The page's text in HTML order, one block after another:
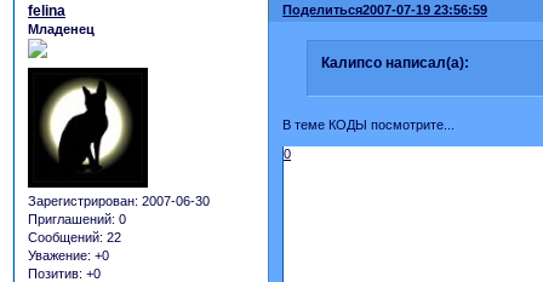
Поделиться2007-07-19 23:56:59
felina
Младенец
Зарегистрирован: 2007-06-30
Приглашений: 0
Сообщений: 22
Уважение: +0
Позитив: +0
Калипсо написал(а):
В теме КОДЫ посмотрите...
0